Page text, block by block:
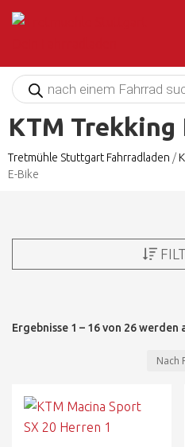
Products
search
KTM Trekking
Tretmühle Stuttgart Fahrradladen /
E-Bike
Ergebnisse 1 – 16 von 26